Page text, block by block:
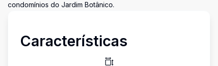
condomínios do Jardim Botânico.
Características